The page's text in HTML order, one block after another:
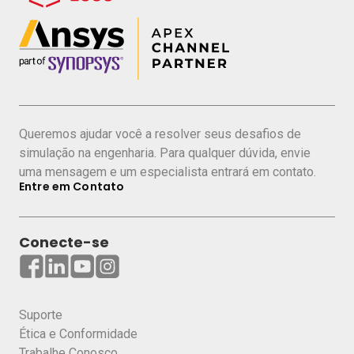
Controle de poluição ambiental
Corrosão e erosão
Você aprenderá a aplicar a simulação
impactos ambientais, paradas não
programadas e custos em operação,
otimizando a eficiência energética, a
capacidade e a utilização de matérias-
Apresentadores
Queremos ajudar você a resolver seus desafios de
simulação na engenharia. Para qualquer dúvida, envie
uma mensagem e um especialista entrará em contato.
Entre em Contato
Conecte-se
Suporte
Ética e Conformidade